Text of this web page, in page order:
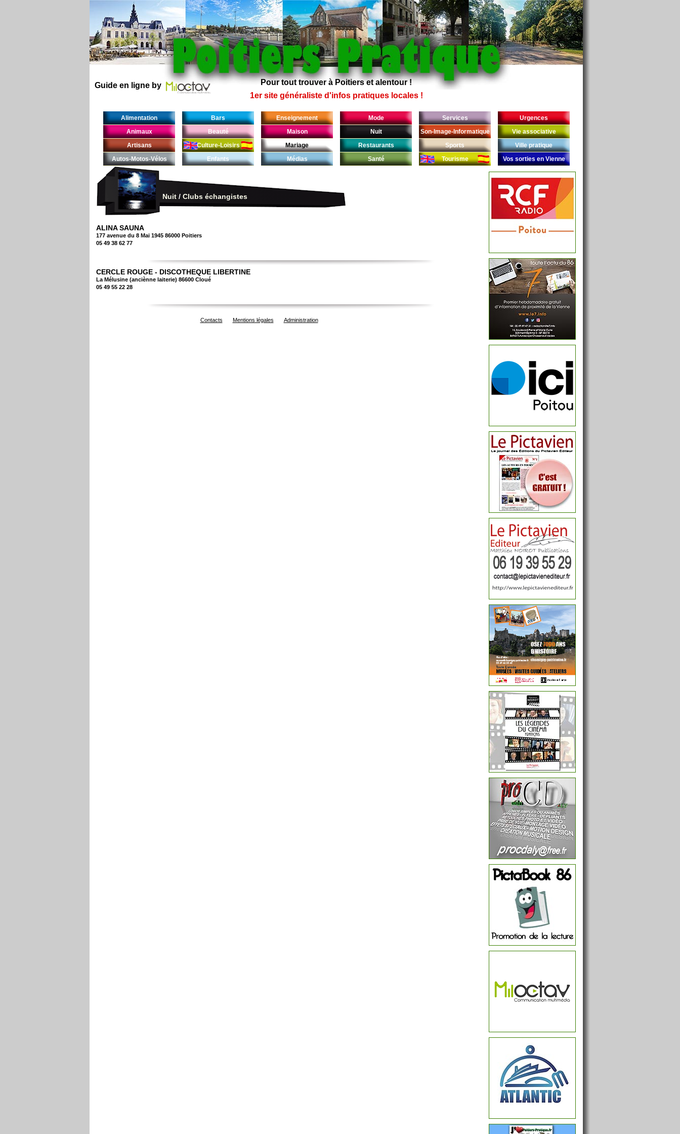
Pour tout trouver à Poitiers et alentour !
1er site généraliste d'infos pratiques locales !
Guide en ligne by
Alimentation
Animaux
Artisans
Autos-Motos-Vélos
Bars
Beauté
Culture-Loisirs
Enfants
Enseignement
Maison
Mariage
Médias
Mode
Nuit
Restaurants
Santé
Services
Son-Image-Informatique
Sports
Tourisme
Urgences
Vie associative
Ville pratique
Vos sorties en Vienne
Nuit / Clubs échangistes
ALINA SAUNA
177 avenue du 8 Mai 1945 86000 Poitiers
05 49 38 62 77
CERCLE ROUGE - DISCOTHEQUE LIBERTINE
La Mélusine (anciènne laiterie) 86600 Cloué
05 49 55 22 28
Contacts Mentions légales Administration